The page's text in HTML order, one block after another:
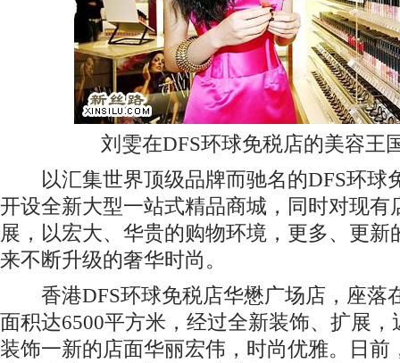
刘雯在DFS环球免税店的美容王
以汇集世界顶级品牌而驰名的DFS环球
开设全新大型一站式精品商城，同时对现有
展，以宏大、华贵的购物环境，更多、更新
来不断升级的奢华时尚。
香港DFS环球免税店华懋广场店，座落
面积达6500平方米，经过全新装饰、扩展
装饰一新的店面华丽宏伟，时尚优雅。日前